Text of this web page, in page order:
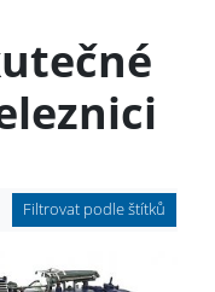
Filtrovat podle štítků